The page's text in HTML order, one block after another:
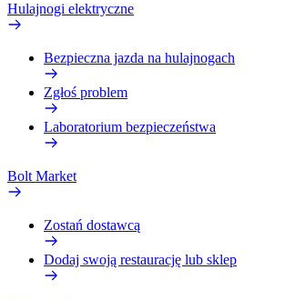
Hulajnogi elektryczne
Bezpieczna jazda na hulajnogach
Zgłoś problem
Laboratorium bezpieczeństwa
Bolt Market
Zostań dostawcą
Dodaj swoją restaurację lub sklep